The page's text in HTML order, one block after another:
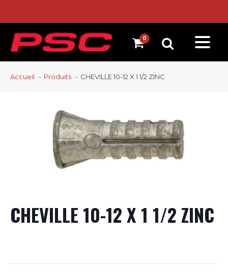
Accueil Produits CHEVILLE 10-12 X 1 1/2 ZINC
CHEVILLE 10-12 X 1 1/2 ZINC